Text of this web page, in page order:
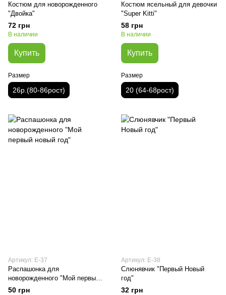
Костюм для новорожденного
"Двойка"
72 грн
В наличии
Купить
Размер
26р.(80-86рост)
Костюм ясельный для девочки
"Super Kitti"
58 грн
В наличии
Купить
Размер
20 (64-68рост)
Артикул: E-37
Распашонка для
новорожденного "Мой первый
новый год"
50 грн
Артикул: E-38
Слюнявчик "Первый Новый
год"
32 грн